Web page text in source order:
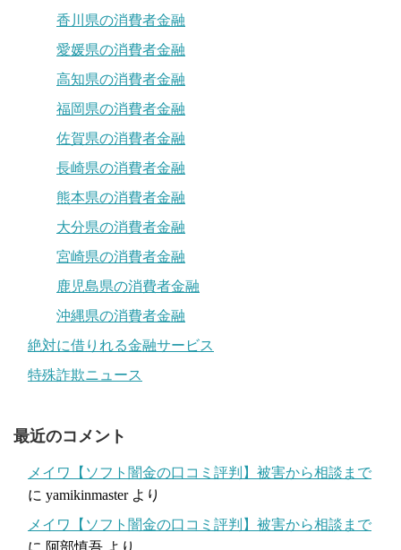
香川県の消費者金融
愛媛県の消費者金融
高知県の消費者金融
福岡県の消費者金融
佐賀県の消費者金融
長崎県の消費者金融
熊本県の消費者金融
大分県の消費者金融
宮崎県の消費者金融
鹿児島県の消費者金融
沖縄県の消費者金融
絶対に借りれる金融サービス
特殊詐欺ニュース
最近のコメント
メイワ【ソフト闇金の口コミ評判】被害から相談まで
に yamikinmasterより
メイワ【ソフト闇金の口コミ評判】被害から相談まで
に 阿部慎吾 より